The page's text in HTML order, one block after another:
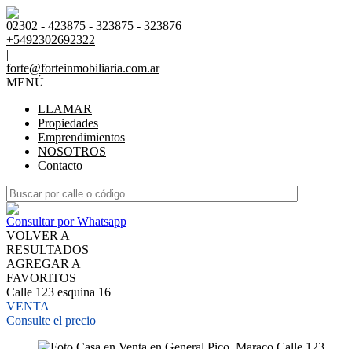
02302 - 423875 - 323875 - 323876
+5492302692322
|
forte@forteinmobiliaria.com.ar
MENÚ
LLAMAR
Propiedades
Emprendimientos
NOSOTROS
Contacto
Consultar por Whatsapp
VOLVER A
RESULTADOS
AGREGAR A
FAVORITOS
Calle 123 esquina 16
VENTA
Consulte el precio